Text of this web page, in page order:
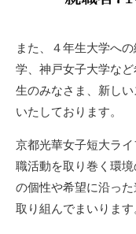
また、４年生大学へ
学、神戸女子大学な
生のみなさま、新し
いたしております。
京都光華女子短大ラ
職活動を取り巻く環
の個性や希望に沿っ
取り組んでまいります